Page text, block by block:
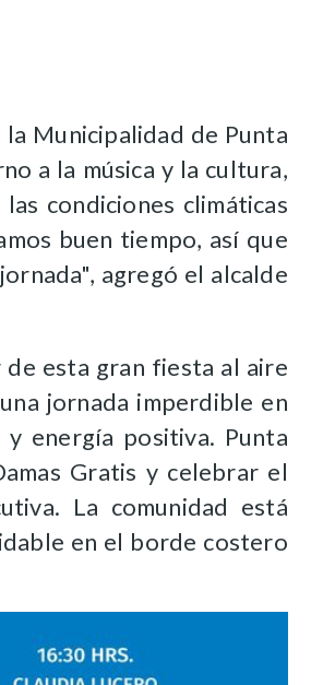
Municipalidad de Punta
a la música y la cultura,
condiciones climáticas
buen tiempo, así que
agregó el alcalde
esta gran fiesta al aire
jornada imperdible en
y energía positiva. Punta
Gratis y celebrar el
La comunidad está
en el borde costero